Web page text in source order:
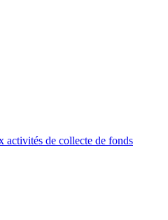
activités de collecte de fonds